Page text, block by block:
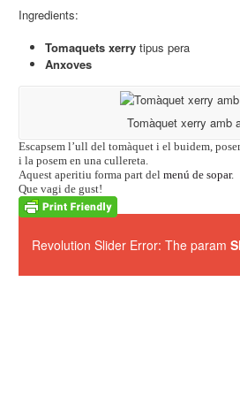
Ingredients:
Tomaquets xerry tipus pera
Anxoves
Tomàquet xerry amb
Escapsem l’ull del tomàquet i el buidem,
i la posem en una cullereta.
Aquest aperitiu forma part delmenú de sopar.
Que vagi de gust!
Revolution Slider Error: The param